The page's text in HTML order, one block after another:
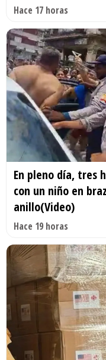
Hace 17 horas
En pleno día, tres
con un niño en
anillo(Video)
Hace 19 horas